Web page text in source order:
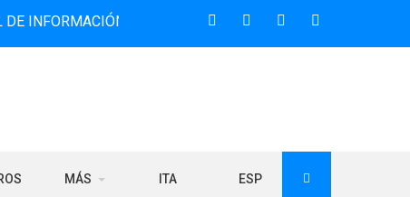
BILINGÜE QUE DESDE 2006 DIFUNDE NOTICIAS
MÁS ITA ESP